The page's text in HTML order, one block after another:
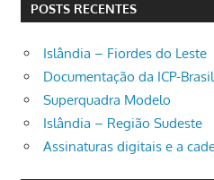
POSTS RECENTES
Islândia – Fiordes do Leste
Documentação da ICP-Brasil
Superquadra Modelo
Islândia – Região Sudeste
Assinaturas digitais e a